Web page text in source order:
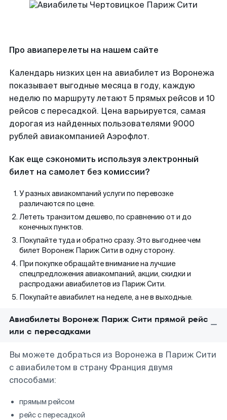
Про авиаперелеты на нашем сайте
Календарь низких цен на авиабилет из Воронежа
показывает выгодные месяца в году, каждую
неделю по маршруту летают 5 прямых рейсов и 10
рейсов с пересадкой. Цена варьируется, самая
дорогая из найденных пользователями 9000
рублей авиакомпанией Аэрофлот.
Как еще сэкономить используя электронный
билет на самолет без комиссии?
У разных авиакомпаний услуги по перевозке
различаются по цене.
Лететь транзитом дешево, по сравнению от и до
конечных пунктов.
Покупайте туда и обратно сразу. Это выгоднее чем
билет Воронеж Париж Сити в одну сторону.
При покупке обращайте внимание на лучшие
спецпредложения авиакомпаний, акции, скидки и
распродажи авиабилетов из Париж Сити.
Покупайте авиабилет на неделе, а не в выходные.
Авиабилеты Воронеж Париж Сити прямой рейс
или с пересадками
Вы можете добраться из Воронежа в Париж Сити
с авиабилетом в страну Франция двумя
способами:
прямым рейсом
рейс с пересадкой